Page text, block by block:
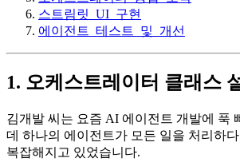
스트림릿_UI_구현
에이전트_테스트_및_개선
1. 오케스트레이터 클래스
김개발 씨는 요즘 AI 에이전트 개발에 푹
데 하나의 에이전트가 모든 일을 처리하
복잡해지고 있었습니다.